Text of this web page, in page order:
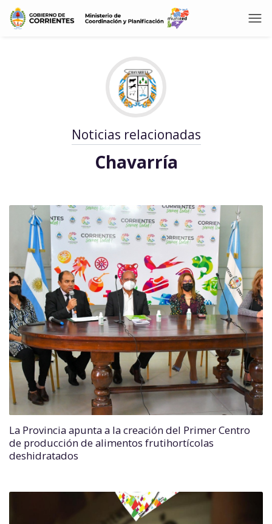
Noticias relacionadas
Chavarría
La Provincia apunta a la creación del Primer Centro
de producción de alimentos frutihortícolas
deshidratados